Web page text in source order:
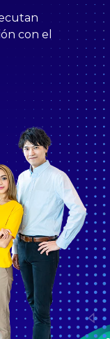
con el